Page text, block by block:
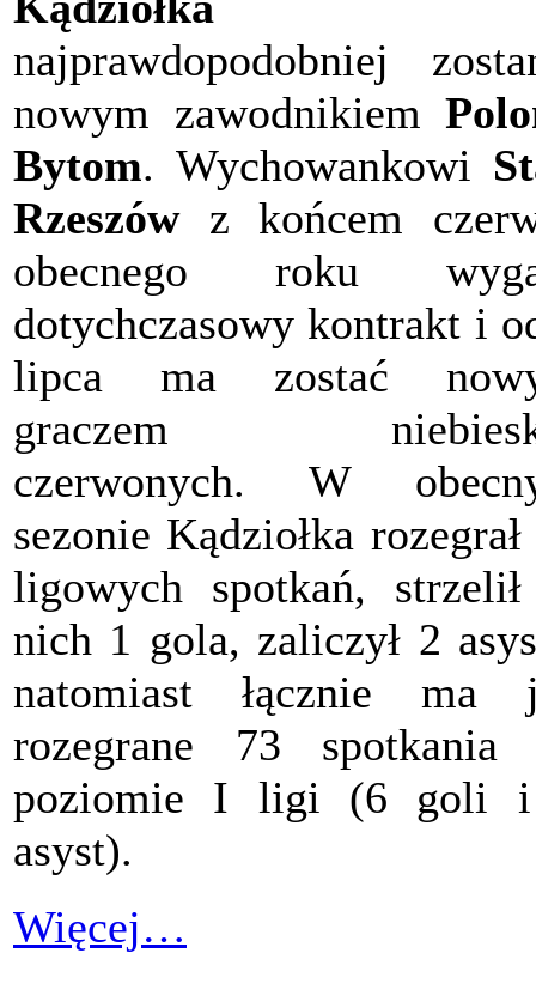
najprawdopodobniej
nowym zawodnikiem
Bytom. Wychowankowi
Rzeszówz końcem
obecnego roku
dotychczasowy kontrakt i
lipca ma zostać
graczem
czerwonych. W
sezonie Kądziołka
ligowych spotkań,
nich 1 gola, zaliczył 2
natomiast łącznie ma
rozegrane 73 spotkania
poziomie I ligi (6 goli
asyst).
Więcej…